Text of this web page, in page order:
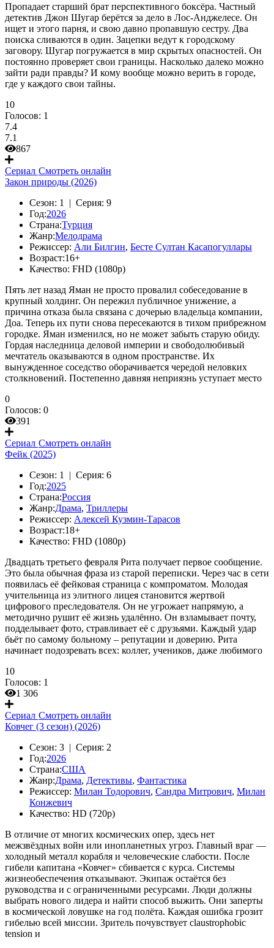
Пропадает старший брат перспективного боксёра. Частный
детектив Джон Шугар берётся за дело в Лос-Анджелесе. Он
ищет и этого парня, и свою давно пропавшую сестру. Два
поиска сливаются в один. Зацепки ведут к городскому
заговору. Шугар погружается в мир скрытых опасностей. Он
постоянно проверяет свои границы. Насколько далеко можно
зайти ради правды? И кому вообще можно верить в городе,
где у каждого свои тайны.
10
Голосов: 1
7.4
7.1
867
Сериал Смотреть онлайн
Закон природы (2026)
Сезон: 1 | Серия: 9
Год:2026
Страна:Турция
Жанр:Мелодрама
Режиссер: Али Билгин, Бесте Султан Касапогуллары
Возраст:16+
Качество: FHD (1080p)
Пять лет назад Яман не просто провалил собеседование в
крупный холдинг. Он пережил публичное унижение, а
причина отказа была связана с дочерью владельца компании,
Доа. Теперь их пути снова пересекаются в тихом прибрежном
городке. Яман изменился, но не может забыть старую обиду.
Гордая наследница деловой империи и свободолюбивый
мечтатель оказываются в одном пространстве. Их
вынужденное соседство оборачивается чередой неловких
столкновений. Постепенно давняя неприязнь уступает место
0
Голосов: 0
391
Сериал Смотреть онлайн
Фейк (2025)
Сезон: 1 | Серия: 6
Год:2025
Страна:Россия
Жанр:Драма, Триллеры
Режиссер: Алексей Кузмин-Тарасов
Возраст:18+
Качество: FHD (1080p)
Двадцать третьего февраля Рита получает первое сообщение.
Это была обычная фраза из старой переписки. Через час в сети
появилась её фейковая страница с компроматом. Молодая
учительница из элитного лицея становится жертвой
цифрового преследователя. Он не угрожает напрямую, а
методично рушит её жизнь удалённо. Он взламывает почту,
подделывает фото, стравливает её с друзьями. Каждый удар
бьёт по самому больному – репутации и доверию. Рита
начинает подозревать всех: коллег, учеников, даже любимого
10
Голосов: 1
1 306
Сериал Смотреть онлайн
Ковчег (3 сезон) (2026)
Сезон: 3 | Серия: 2
Год:2026
Страна:США
Жанр:Драма, Детективы, Фантастика
Режиссер: Милан Тодорович, Сандра Митрович, Милан
Конжевич
Качество: HD (720p)
В отличие от многих космических опер, здесь нет
межзвёздных войн или инопланетных угроз. Главный враг —
холодный металл корабля и человеческие слабости. После
гибели капитана «Ковчег» сбивается с курса. Системы
жизнеобеспечения отказывают. Экипаж остаётся без
руководства и с ограниченными ресурсами. Люди должны
выбрать нового лидера и найти способ выжить. Они заперты
в космической ловушке на год полёта. Каждая ошибка грозит
гибелью всей миссии. Зритель почувствует claustrophobic
tension и